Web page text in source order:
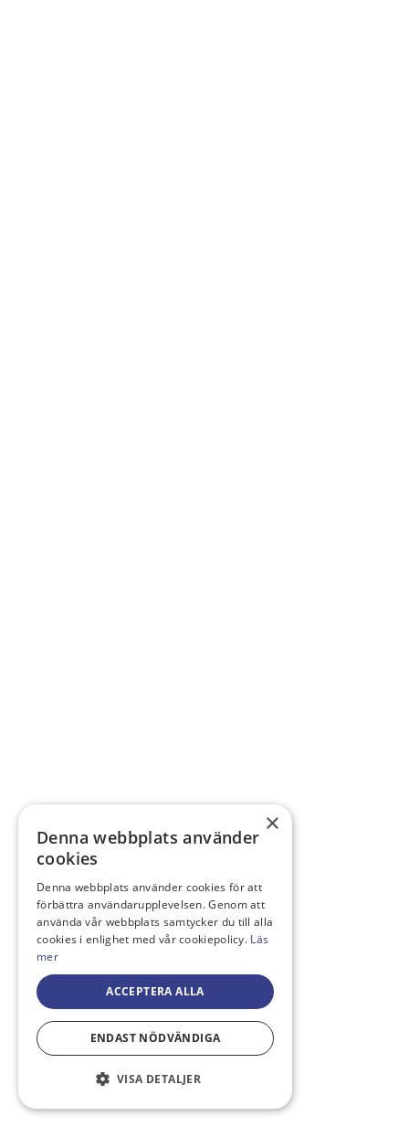
×
Denna webbplats använder
cookies
Denna webbplats använder cookies för att
förbättra användarupplevelsen. Genom att
använda vår webbplats samtycker du till alla
cookies i enlighet med vår cookiepolicy. Läs
mer
ACCEPTERA ALLA
ENDAST NÖDVÄNDIGA
VISA DETALJER